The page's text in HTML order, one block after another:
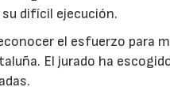
difícil ejecución.
el esfuerzo para
El jurado ha